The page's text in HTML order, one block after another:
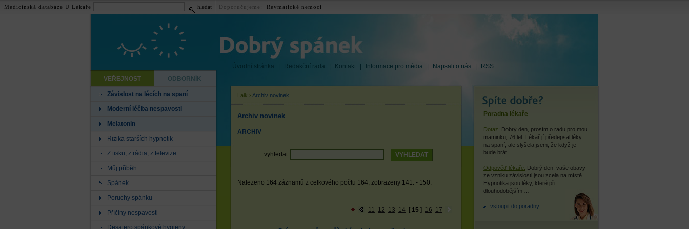
Úvodní stránka Redakční rada Kontakt Informace pro média Napsali o nás
RSS
VEŘEJNOST
ODBORNÍK
Závislost na lécích na spaní
Moderní léčba nespavosti
Melatonin
Rizika starších hypnotik
Z tisku, z rádia, z televize
Můj příběh
Spánek
Poruchy spánku
Příčiny nespavosti
Desatero spánkové hygieny
Laik › Archiv novinek
Archiv novinek
ARCHIV
vyhledat
Nalezeno 164 záznamů z celkového počtu 164, zobrazeny 141. - 150.
11 12 13 14 [ 15 ] 16 17
Poradna lékaře
Dotaz: Dobrý den, prosím o radu pro mou
maminku, 76 let. Lékař jí předepsal léky
na spaní, ale slyšela jsem, že když je
bude brát …
Odpověď lékaře: Dobrý den, vaše obavy
ze vzniku závislosti jsou zcela na místě.
Hypnotika jsou léky, které při
dlouhodobějším …
vstoupit do poradny
Medicínská databáze U Lékaře hledat Doporučujeme: Revmatické nemoci